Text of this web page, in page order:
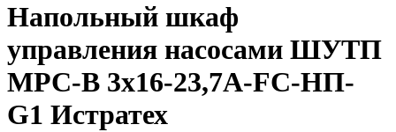
Напольный шкаф
управления насосами ШУТП
MPC-B 3x16-23,7A-FC-HП-
G1 Истратех